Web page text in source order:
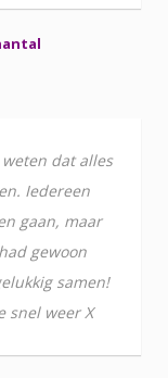
dat alles
Iedereen
gaan, maar
gewoon
samen!
snel weer X